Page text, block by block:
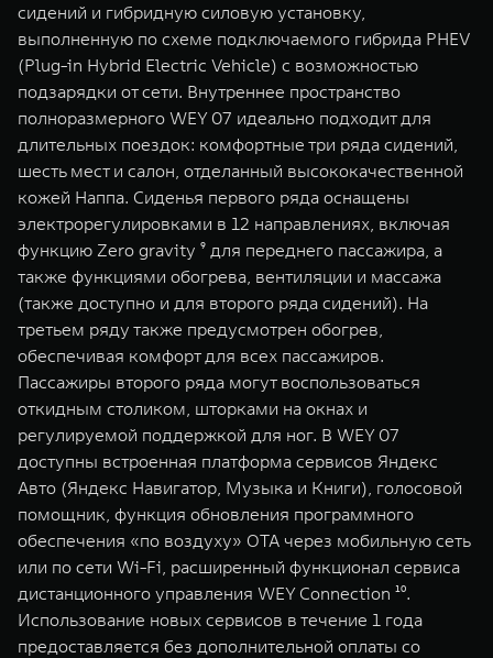
сидений и гибридную силовую установку,
выполненную по схеме подключаемого гибрида PHEV
(Plug-in Hybrid Electric Vehicle) с возможностью
подзарядки от сети. Внутреннее пространство
полноразмерного WEY 07 идеально подходит для
длительных поездок: комфортные три ряда сидений,
шесть мест и салон, отделанный высококачественной
кожей Наппа. Сиденья первого ряда оснащены
электрорегулировками в 12 направлениях, включая
функцию Zero gravity ⁹ для переднего пассажира, а
также функциями обогрева, вентиляции и массажа
(также доступно и для второго ряда сидений). На
третьем ряду также предусмотрен обогрев,
обеспечивая комфорт для всех пассажиров.
Пассажиры второго ряда могут воспользоваться
откидным столиком, шторками на окнах и
регулируемой поддержкой для ног. В WEY 07
доступны встроенная платформа сервисов Яндекс
Авто (Яндекс Навигатор, Музыка и Книги), голосовой
помощник, функция обновления программного
обеспечения «по воздуху» OTA через мобильную сеть
или по сети Wi-Fi, расширенный функционал сервиса
дистанционного управления WEY Connection ¹⁰.
Использование новых сервисов в течение 1 года
предоставляется без дополнительной оплаты со